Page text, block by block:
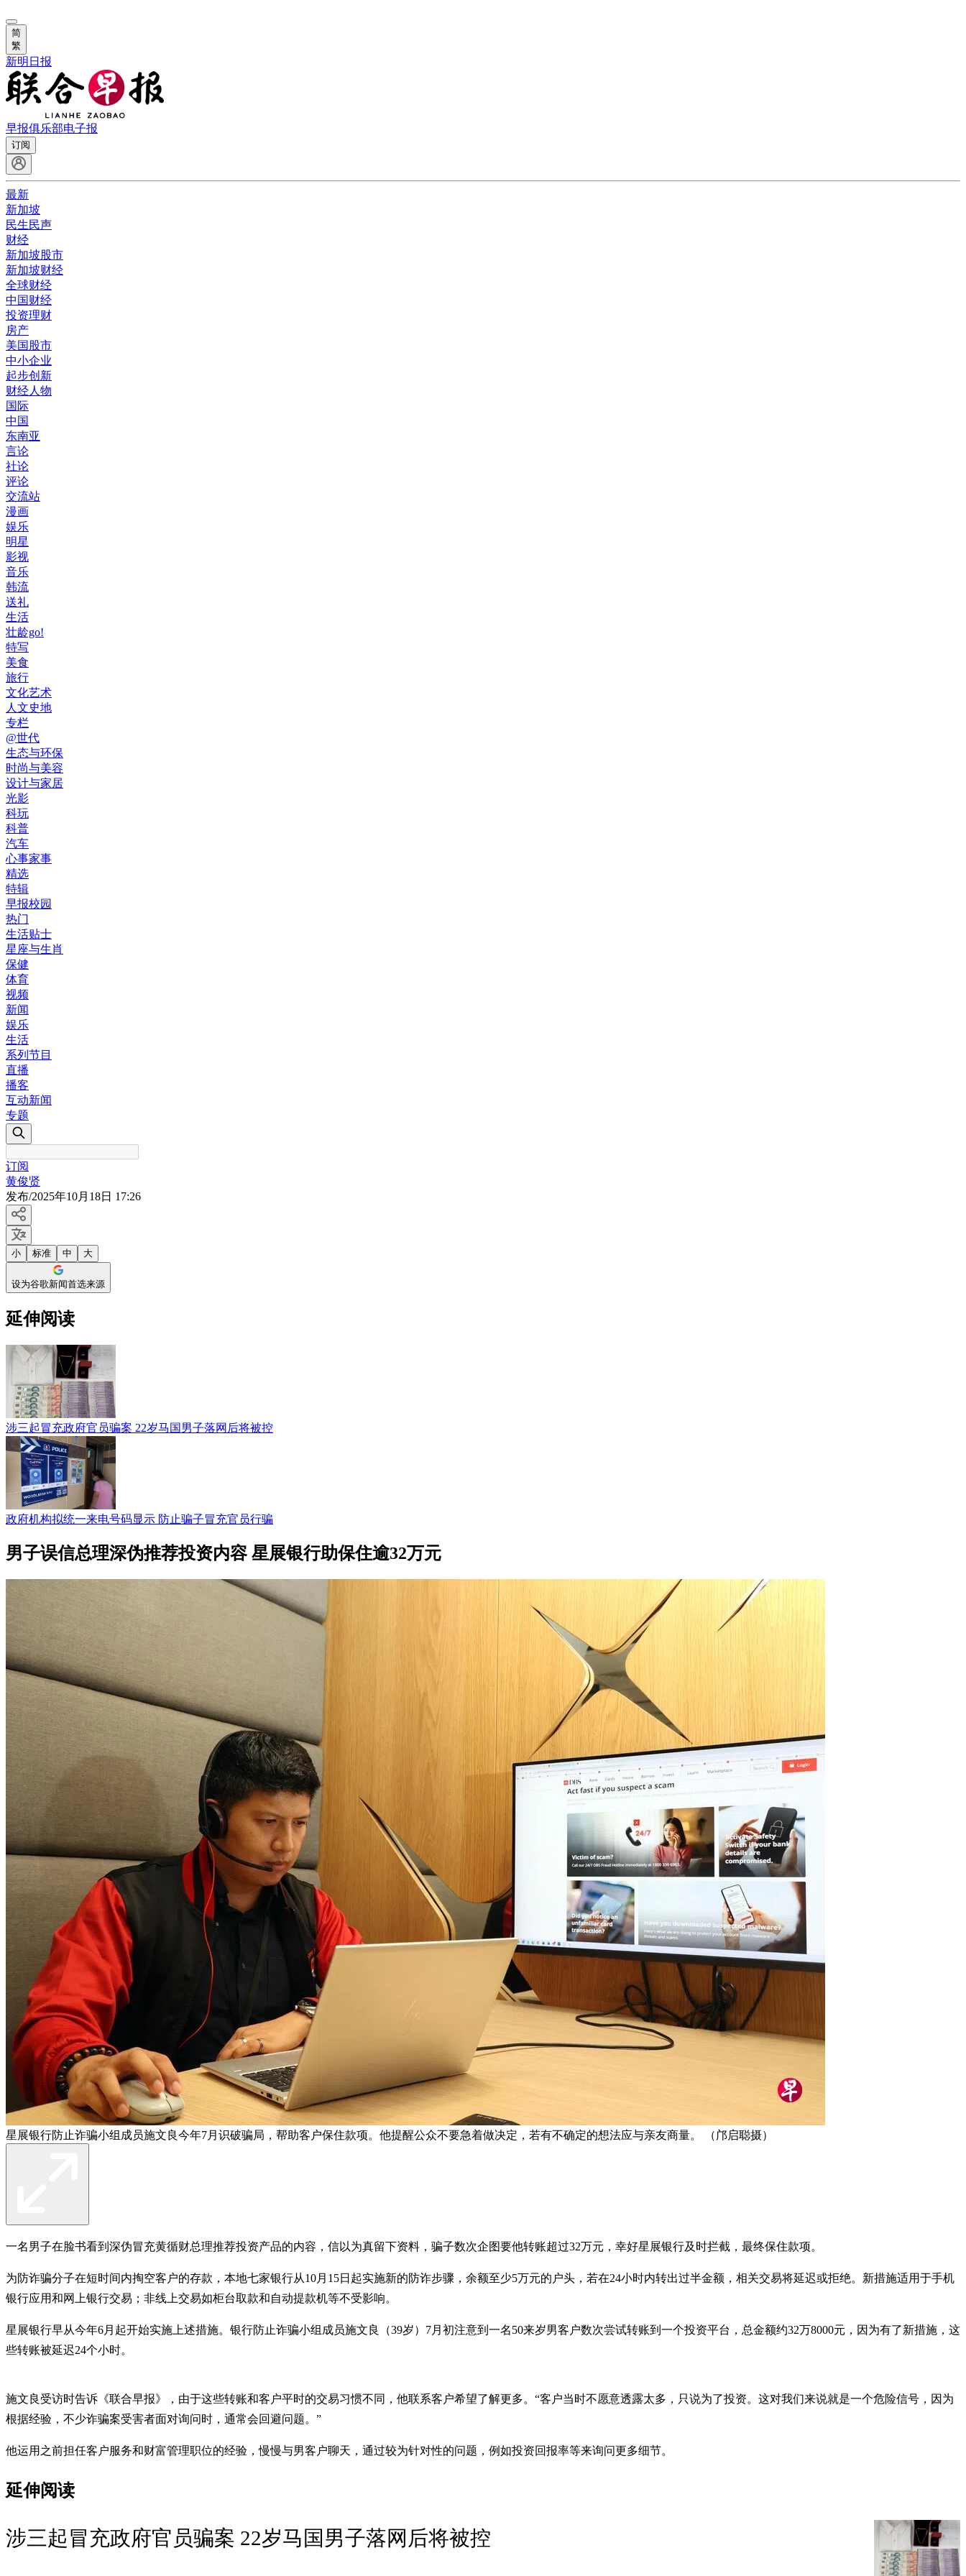
简
繁
新明日报
早报俱乐部电子报
订阅
最新
新加坡
民生民声
财经
新加坡股市
新加坡财经
全球财经
中国财经
投资理财
房产
美国股市
中小企业
起步创新
财经人物
国际
中国
东南亚
言论
社论
评论
交流站
漫画
娱乐
明星
影视
音乐
韩流
送礼
生活
壮龄go!
特写
美食
旅行
文化艺术
人文史地
专栏
@世代
生态与环保
时尚与美容
设计与家居
光影
科玩
科普
汽车
心事家事
精选
特辑
早报校园
热门
生活贴士
星座与生肖
保健
体育
视频
新闻
娱乐
生活
系列节目
直播
播客
互动新闻
专题
订阅
黄俊贤
发布/2025年10月18日 17:26
小 标准 中 大
设为谷歌新闻首选来源
延伸阅读
涉三起冒充政府官员骗案 22岁马国男子落网后将被控
政府机构拟统一来电号码显示 防止骗子冒充官员行骗
男子误信总理深伪推荐投资内容 星展银行助保住逾32万元
星展银行防止诈骗小组成员施文良今年7月识破骗局，帮助客户保住款项。他提醒公众不要急着做决定，若有不确定的想法应与亲友商量。 （邝启聪摄）
一名男子在脸书看到深伪冒充黄循财总理推荐投资产品的内容，信以为真留下资料，骗子数次企图要他转账超过32万元，幸好星展银行及时拦截，最终保住款项。
为防诈骗分子在短时间内掏空客户的存款，本地七家银行从10月15日起实施新的防诈步骤，余额至少5万元的户头，若在24小时内转出过半金额，相关交易将延迟或拒绝。新措施适用于手机
银行应用和网上银行交易；非线上交易如柜台取款和自动提款机等不受影响。
星展银行早从今年6月起开始实施上述措施。银行防止诈骗小组成员施文良（39岁）7月初注意到一名50来岁男客户数次尝试转账到一个投资平台，总金额约32万8000元，因为有了新措施，这
些转账被延迟24个小时。
施文良受访时告诉《联合早报》，由于这些转账和客户平时的交易习惯不同，他联系客户希望了解更多。“客户当时不愿意透露太多，只说为了投资。这对我们来说就是一个危险信号，因为
根据经验，不少诈骗案受害者面对询问时，通常会回避问题。”
他运用之前担任客户服务和财富管理职位的经验，慢慢与男客户聊天，通过较为针对性的问题，例如投资回报率等来询问更多细节。
延伸阅读
涉三起冒充政府官员骗案 22岁马国男子落网后将被控